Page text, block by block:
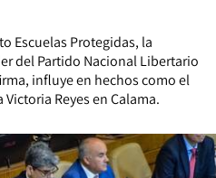
Escuelas Protegidas, la
del Partido Nacional Libertario
influye en hechos como el
Reyes en Calama.